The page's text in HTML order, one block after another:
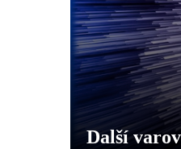
Další